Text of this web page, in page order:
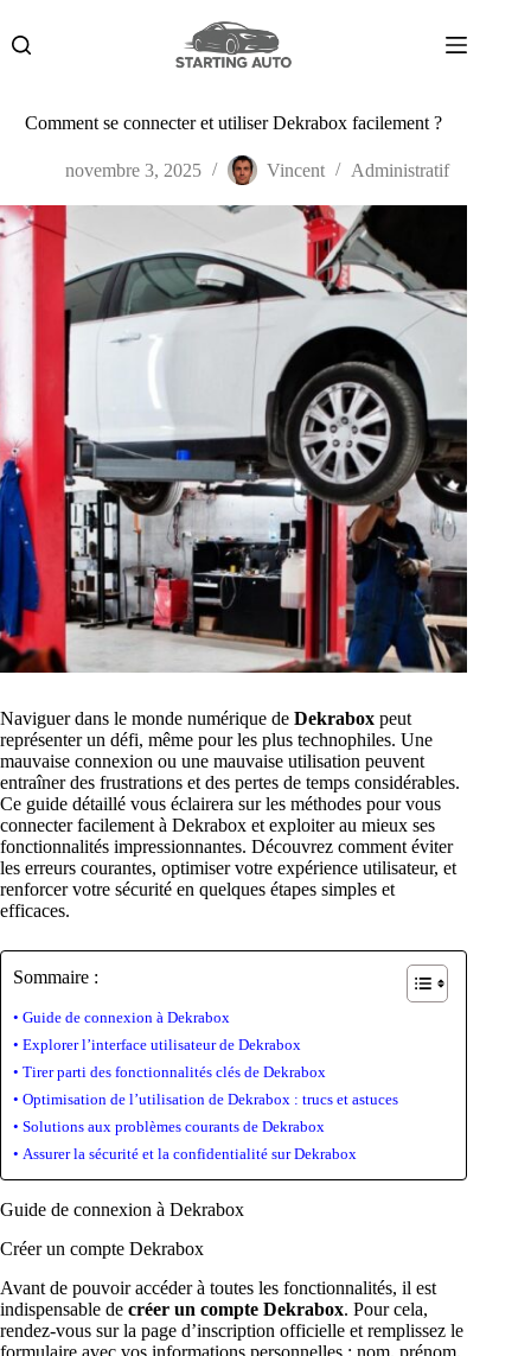
contenu
Comment se connecter et utiliser Dekrabox facilement ?
novembre 3, 2025 Vincent Administratif
Naviguer dans le monde numérique de Dekrabox peut
représenter un défi, même pour les plus technophiles. Une
mauvaise connexion ou une mauvaise utilisation peuvent
entraîner des frustrations et des pertes de temps considérables.
Ce guide détaillé vous éclairera sur les méthodes pour vous
connecter facilement à Dekrabox et exploiter au mieux ses
fonctionnalités impressionnantes. Découvrez comment éviter
les erreurs courantes, optimiser votre expérience utilisateur, et
renforcer votre sécurité en quelques étapes simples et
efficaces.
Sommaire :
Guide de connexion à Dekrabox
Explorer l’interface utilisateur de Dekrabox
Tirer parti des fonctionnalités clés de Dekrabox
Optimisation de l’utilisation de Dekrabox : trucs et astuces
Solutions aux problèmes courants de Dekrabox
Assurer la sécurité et la confidentialité sur Dekrabox
Guide de connexion à Dekrabox
Créer un compte Dekrabox
Avant de pouvoir accéder à toutes les fonctionnalités, il est
indispensable de créer un compte Dekrabox. Pour cela,
rendez-vous sur la page d’inscription officielle et remplissez le
formulaire avec vos informations personnelles : nom, prénom,